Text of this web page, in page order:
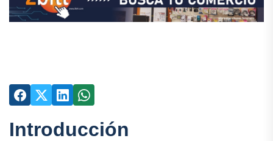
Introducción